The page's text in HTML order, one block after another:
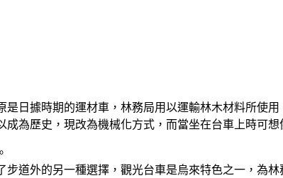
日據時期的運材車，林務局用以運輸林木材料所使
為歷史，現改為機械化方式，而當坐在台車上時可想
道外的另一種選擇，觀光台車是烏來特色之一，為